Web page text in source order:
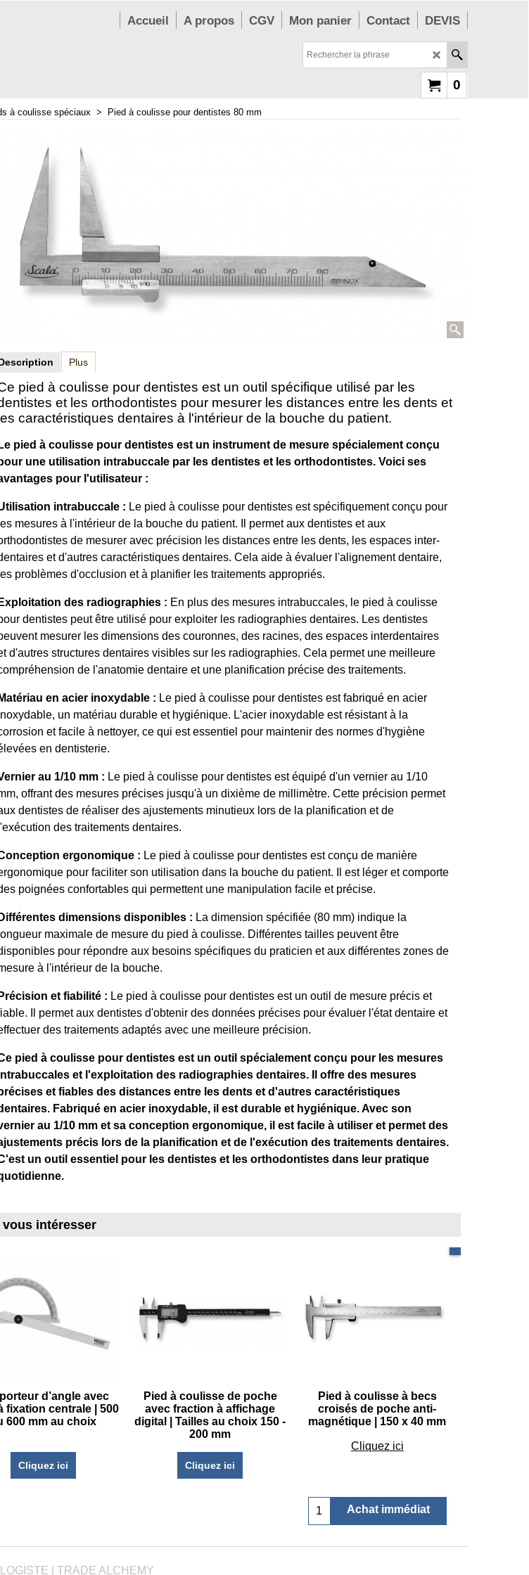
Accueil A propos CGV Mon panier Contact DEVIS
0
à coulisse spéciaux > Pied à coulisse pour dentistes 80 mm
Plus
pied à coulisse pour dentistes est un outil spécifique utilisé par les
et les orthodontistes pour mesurer les distances entre les dents et
caractéristiques dentaires à l'intérieur de la bouche du patient.
Le pied à coulisse pour dentistes est un instrument de mesure spécialement conçu
une utilisation intrabuccale par les dentistes et les orthodontistes. Voici ses
pour l'utilisateur :
intrabuccale : Le pied à coulisse pour dentistes est spécifiquement conçu pour
les mesures à l'intérieur de la bouche du patient. Il permet aux dentistes et aux
de mesurer avec précision les distances entre les dents, les espaces inter-
et d'autres caractéristiques dentaires. Cela aide à évaluer l'alignement dentaire,
les problèmes d'occlusion et à planifier les traitements appropriés.
Exploitation des radiographies : En plus des mesures intrabuccales, le pied à coulisse
dentistes peut être utilisé pour exploiter les radiographies dentaires. Les dentistes
mesurer les dimensions des couronnes, des racines, des espaces interdentaires
d'autres structures dentaires visibles sur les radiographies. Cela permet une meilleure
de l'anatomie dentaire et une planification précise des traitements.
Matériau en acier inoxydable : Le pied à coulisse pour dentistes est fabriqué en acier
un matériau durable et hygiénique. L'acier inoxydable est résistant à la
et facile à nettoyer, ce qui est essentiel pour maintenir des normes d'hygiène
en dentisterie.
au 1/10 mm : Le pied à coulisse pour dentistes est équipé d'un vernier au 1/10
offrant des mesures précises jusqu'à un dixième de millimètre. Cette précision permet
dentistes de réaliser des ajustements minutieux lors de la planification et de
l'exécution des traitements dentaires.
ergonomique : Le pied à coulisse pour dentistes est conçu de manière
pour faciliter son utilisation dans la bouche du patient. Il est léger et comporte
poignées confortables qui permettent une manipulation facile et précise.
Différentes dimensions disponibles : La dimension spécifiée (80 mm) indique la
longueur maximale de mesure du pied à coulisse. Différentes tailles peuvent être
pour répondre aux besoins spécifiques du praticien et aux différentes zones de
à l'intérieur de la bouche.
Précision et fiabilité : Le pied à coulisse pour dentistes est un outil de mesure précis et
Il permet aux dentistes d'obtenir des données précises pour évaluer l'état dentaire et
des traitements adaptés avec une meilleure précision.
pied à coulisse pour dentistes est un outil spécialement conçu pour les mesures
et l'exploitation des radiographies dentaires. Il offre des mesures
et fiables des distances entre les dents et d'autres caractéristiques
Fabriqué en acier inoxydable, il est durable et hygiénique. Avec son
au 1/10 mm et sa conception ergonomique, il est facile à utiliser et permet des
précis lors de la planification et de l'exécution des traitements dentaires.
un outil essentiel pour les dentistes et les orthodontistes dans leur pratique
intéresser
d’angle avec
fixation centrale | 500
600 mm au choix
Cliquez ici
Pied à coulisse de poche
avec fraction à affichage
digital | Tailles au choix 150 -
200 mm
Cliquez ici
Inox anti-magnétique
Pied à coulisse à becs
croisés de poche anti-
magnétique | 150 x 40 mm
€219.45
Cliquez ici
Achat immédiat
| TRADE ALCHEMY